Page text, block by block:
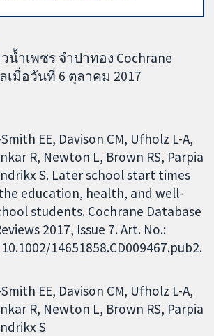
น้ำเพชร จำปาทอง Cochrane
เมื่อวันที่ 6 ตุลาคม 2017
EE, Davison CM, Ufholz L-A,
R, Newton L, Brown RS, Parpia
S. Later school start times
education, health, and well-
students. Cochrane Database
2017, Issue 7. Art. No.:
10.1002/14651858.CD009467.pub2.
EE Davison CM Ufholz L-A
R Newton L Brown RS Parpia
S